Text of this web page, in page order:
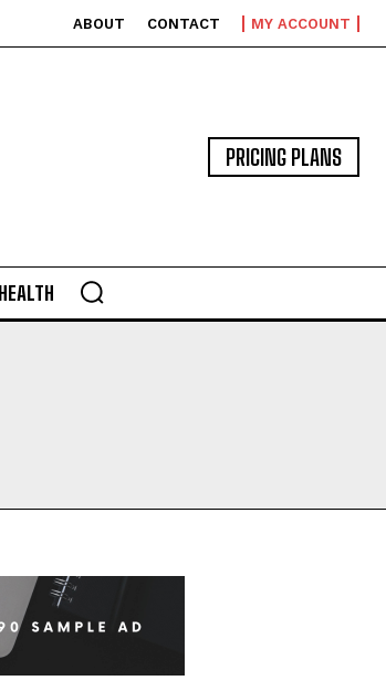
ABOUT CONTACT MY ACCOUNT
PRICING PLANS
HEALTH